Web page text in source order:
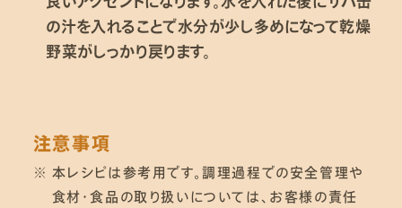
の汁を入れることで水分が少し多めになって乾燥
野菜がしっかり戻ります。
注意事項
※ 本レシピは参考用です。調理過程での安全管理や
食材・食品の取り扱いについては、お客様の責任